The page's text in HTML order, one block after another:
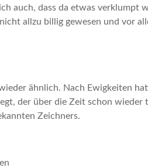
auch, dass da etwas verklumpt
allzu billig gewesen und vor
ähnlich. Nach Ewigkeiten
der über die Zeit schon wieder
Zeichners.